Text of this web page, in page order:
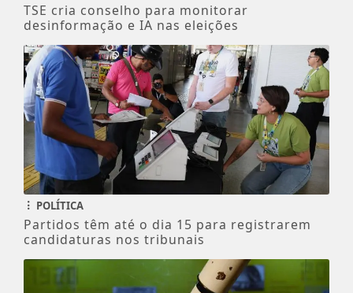
TSE cria conselho para monitorar
desinformação e IA nas eleições
POLÍTICA
Partidos têm até o dia 15 para registrarem
candidaturas nos tribunais